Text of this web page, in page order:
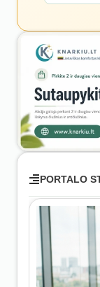
PORTALO